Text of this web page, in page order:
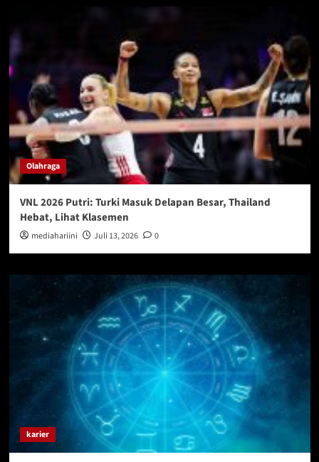
Olahraga
VNL 2026 Putri: Turki Masuk Delapan Besar, Thailand
Hebat, Lihat Klasemen
mediahariini Juli 13, 2026 0
karier